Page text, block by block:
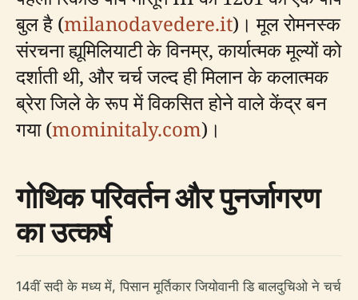
बुल है (milanodavedere.it)। मूल रोमनस्क
संरचना ह्यूमिलियाटी के विनम्र, कार्यात्मक मूल्यों को
दर्शाती थी, और चर्च जल्द ही मिलान के कलात्मक
ब्रेरा जिले के रूप में विकसित होने वाले केंद्र बन
गया (mominitaly.com)।
गोथिक परिवर्तन और पुनर्जागरण
का उत्कर्ष
14वीं सदी के मध्य में, पिसान मूर्तिकार जियोवानी डि बालदुचिओ ने चर्च